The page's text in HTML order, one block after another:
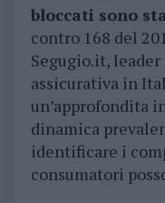
bloccati sono
contro 168 del
Segugio.it,
assicurativa in
un’approfondita
dinamica
identificare i
consumatori